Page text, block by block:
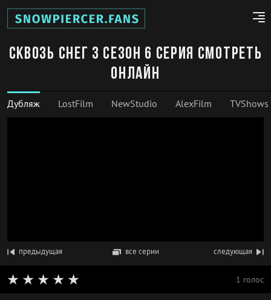
Сквозь снег 3 сезон 6 серия смотреть
онлайн
Дубляж LostFilm NewStudio AlexFilm TVShows
предыдущая все серии следующая
1 голос